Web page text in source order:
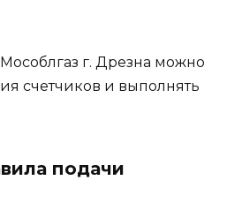
г. Дрезна можно
счетчиков и выполнять
подачи